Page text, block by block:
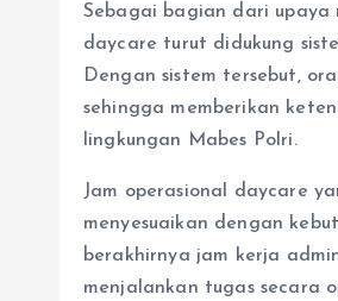
Sebagai bagian dari
daycare turut didukung
Dengan sistem tersebut,
sehingga memberikan
lingkungan Mabes Polri.
Jam operasional daycare
menyesuaikan dengan
berakhirnya jam kerja
menjalankan tugas secara